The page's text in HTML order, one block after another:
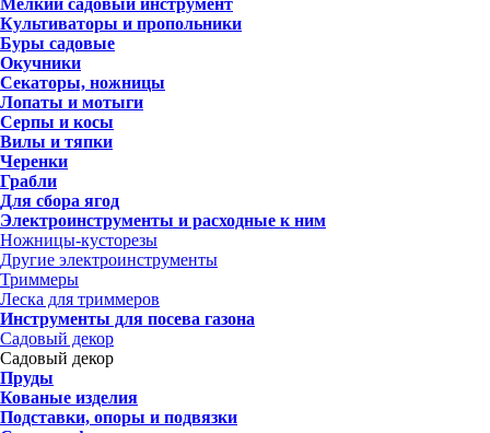
Мелкий садовый инструмент
Культиваторы и пропольники
Буры садовые
Окучники
Секаторы, ножницы
Лопаты и мотыги
Серпы и косы
Вилы и тяпки
Черенки
Грабли
Для сбора ягод
Электроинструменты и расходные к ним
Ножницы-кусторезы
Другие электроинструменты
Триммеры
Леска для триммеров
Инструменты для посева газона
Садовый декор
Садовый декор
Пруды
Кованые изделия
Подставки, опоры и подвязки